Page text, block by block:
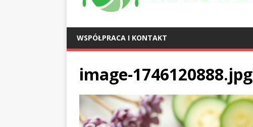
WSPÓŁPRACA I KONTAKT
image-1746120888.jpg